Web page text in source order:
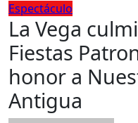
Espectáculo
La Vega
Fiestas
honor a
Antigua